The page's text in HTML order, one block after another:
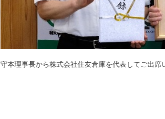
守本理事長から株式会社住友倉庫を代表してご出